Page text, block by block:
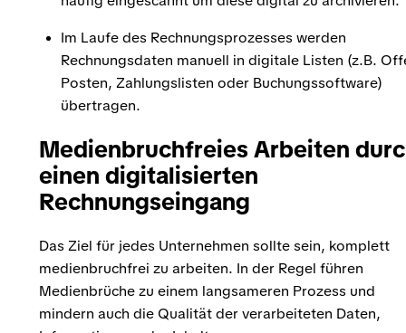
Im Laufe des Rechnungsprozesses werden
Rechnungsdaten manuell in digitale Listen (z.B.
Posten, Zahlungslisten oder Buchungssoftware)
übertragen.
Medienbruchfreies Arbeiten
einen digitalisierten
Rechnungseingang
Das Ziel für jedes Unternehmen sollte sein, komplett
medienbruchfrei zu arbeiten. In der Regel führen
Medienbrüche zu einem langsameren Prozess und
mindern auch die Qualität der verarbeiteten Daten,